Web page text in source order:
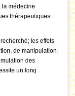
la médecine
thérapeutiques :
les effets
de manipulation
des
un long